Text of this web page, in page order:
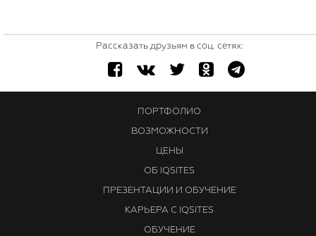
Рассказать друзьям в соц. сетях:
ПОРТФОЛИО
ВОЗМОЖНОСТИ
ЦЕНЫ
ОБ IQSITES
ПРЕЗЕНТАЦИИ И ОБУЧЕНИЕ
КАРЬЕРА С IQSITES
ОБУЧЕНИЕ